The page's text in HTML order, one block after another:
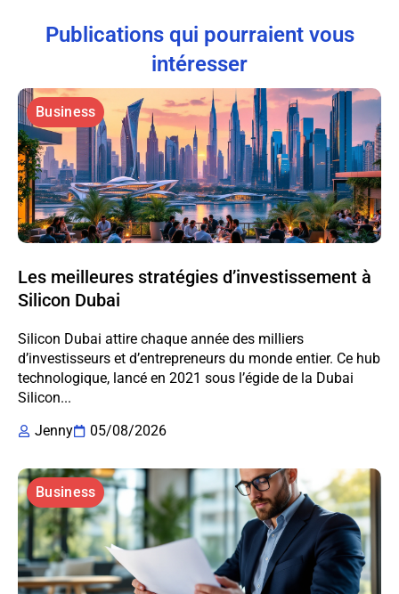
Publications qui pourraient vous
intéresser
Business
Les meilleures stratégies d’investissement à
Silicon Dubai
Silicon Dubai attire chaque année des milliers
d’investisseurs et d’entrepreneurs du monde entier. Ce hub
technologique, lancé en 2021 sous l’égide de la Dubai
Silicon...
Jenny
05/08/2026
Business